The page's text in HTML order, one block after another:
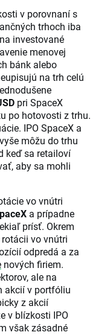
v porovnaní s
trhoch iba
investované
menovej
bánk alebo
na trh celú
pri SpaceX
po hotovosti z trhu.
IPO SpaceX a
môžu do trhu
keď sa retailoví
aby sa mohli
vo vnútri
a prípadne
prísť. Okrem
vo vnútri
odpredá a za
nových firiem.
ale na
akcií v portfóliu
z akcií
v blízkosti IPO
však zásadné